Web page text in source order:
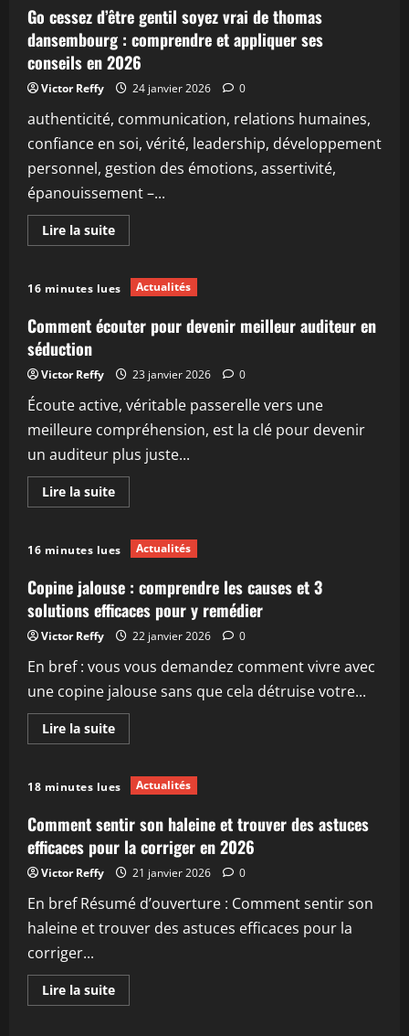
soi
pour
surmonter
la
timidité
en
séduction
conseils
et
astuces
Go cessez d’être gentil soyez vrai de thomas
dansembourg : comprendre et appliquer ses
conseils en 2026
Victor Reffy 24 janvier 2026 0
authenticité, communication, relations humaines,
confiance en soi, vérité, leadership, développement
personnel, gestion des émotions, assertivité,
épanouissement –...
Lire la suiteEn
savoir
Go
cessez
gentil
soyez
thomas
dansembourg
comprendre
appliquer
ses
conseils
en
16 minutes lues Actualités
Comment écouter pour devenir meilleur auditeur en
séduction
Victor Reffy 23 janvier 2026 0
Écoute active, véritable passerelle vers une
meilleure compréhension, est la clé pour devenir
un auditeur plus juste...
Lire la suiteEn
savoir
Comment
écouter
devenir
meilleur
auditeur
en
séduction
16 minutes lues Actualités
Copine jalouse : comprendre les causes et 3
solutions efficaces pour y remédier
Victor Reffy 22 janvier 2026 0
En bref : vous vous demandez comment vivre avec
une copine jalouse sans que cela détruise votre...
Lire la suiteEn
savoir
Copine
jalouse
comprendre
les
causes
et
3
solutions
efficaces
pour
remédier
18 minutes lues Actualités
Comment sentir son haleine et trouver des astuces
efficaces pour la corriger en 2026
Victor Reffy 21 janvier 2026 0
En bref Résumé d’ouverture : Comment sentir son
haleine et trouver des astuces efficaces pour la
corriger...
Lire la suiteEn
savoir